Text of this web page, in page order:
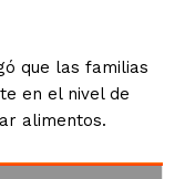
que las familias
en el nivel de
alimentos.